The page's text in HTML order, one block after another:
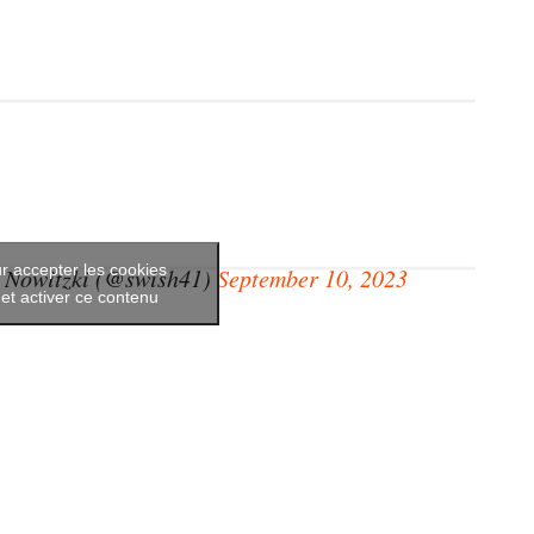
(@swish41) September 10, 2023
accepter les cookies
activer ce contenu